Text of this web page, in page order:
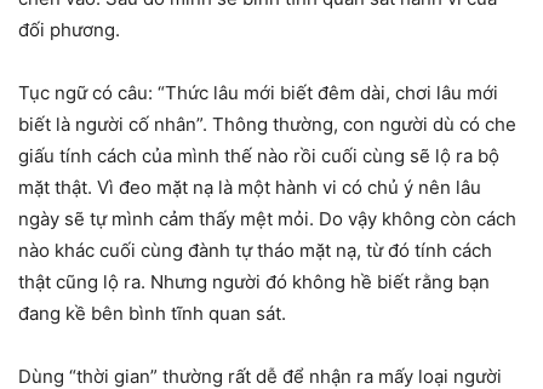
đối phương.
Tục ngữ có câu: “Thức lâu mới biết đêm dài, chơi lâu mới
biết là người cố nhân”. Thông thường, con người dù có che
giấu tính cách của mình thế nào rồi cuối cùng sẽ lộ ra bộ
mặt thật. Vì đeo mặt nạ là một hành vi có chủ ý nên lâu
ngày sẽ tự mình cảm thấy mệt mỏi. Do vậy không còn cách
nào khác cuối cùng đành tự tháo mặt nạ, từ đó tính cách
thật cũng lộ ra. Nhưng người đó không hề biết rằng bạn
đang kề bên bình tĩnh quan sát.
Dùng “thời gian” thường rất dễ để nhận ra mấy loại người